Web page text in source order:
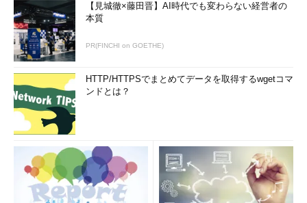
【見城徹×藤田晋】AI時代でも変わらない経営者の
本質
PR(FINCHI on GOETHE)
HTTP/HTTPSでまとめてデータを取得するwgetコマ
ンドとは？